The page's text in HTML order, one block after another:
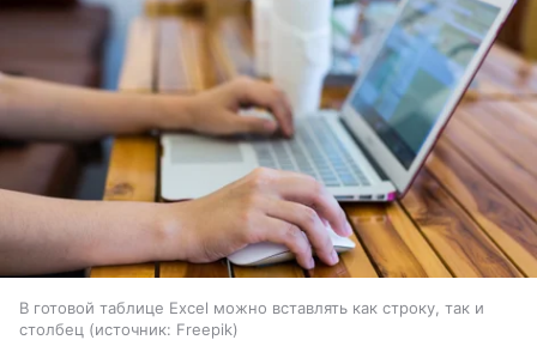
В готовой таблице Excel можно вставлять как строку, так и
столбец
источник: Freepik